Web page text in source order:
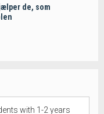
de, som
with 1-2 years